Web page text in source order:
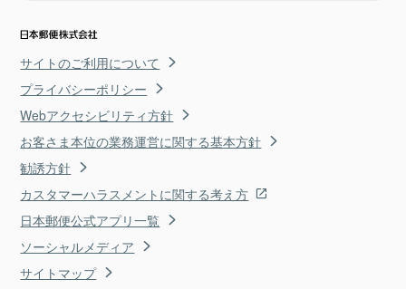
サイトのご利用について
プライバシーポリシー
Webアクセシビリティ方針
お客さま本位の業務運営に関する基本方針
勧誘方針
カスタマーハラスメントに関する考え方
日本郵便公式アプリ一覧
ソーシャルメディア
サイトマップ